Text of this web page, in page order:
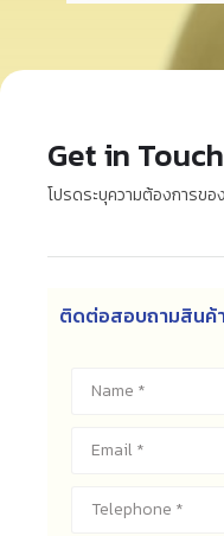
Get in Touch
โปรดระบุความต้องการขอ
ติดต่อสอบถามสินค้